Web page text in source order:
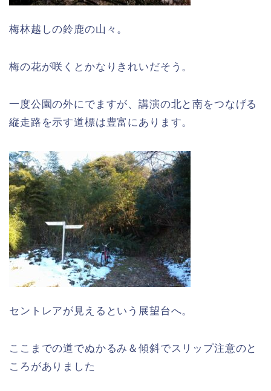
梅林越しの鈴鹿の山々。
梅の花が咲くとかなりきれいだそう。
一度公園の外にでますが、講演の北と南をつなげる
縦走路を示す道標は豊富にあります。
セントレアが見えるという展望台へ。
ここまでの道でぬかるみ＆傾斜でスリップ注意のと
ころがありました